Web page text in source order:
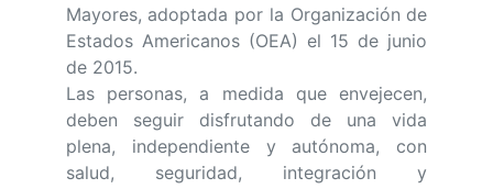
Mayores, adoptada por la Organización de
Estados Americanos (OEA) el 15 de junio
de 2015.
Las personas, a medida que envejecen,
deben seguir disfrutando de una vida
plena, independiente y autónoma, con
salud, seguridad, integración y